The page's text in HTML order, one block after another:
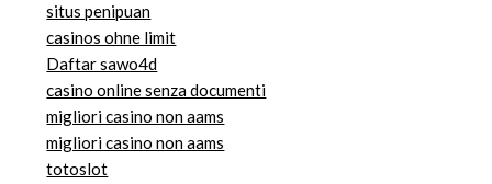
situs penipuan
casinos ohne limit
Daftar sawo4d
casino online senza documenti
migliori casino non aams
migliori casino non aams
totoslot